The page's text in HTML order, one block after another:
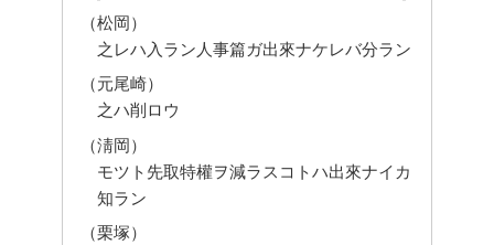
（松岡）
之レハ入ラン人事篇ガ出來ナケレバ分ラン
（元尾崎）
之ハ削ロウ
（淸岡）
モツト先取特權ヲ減ラスコトハ出來ナイカ
知ラン
（栗塚）